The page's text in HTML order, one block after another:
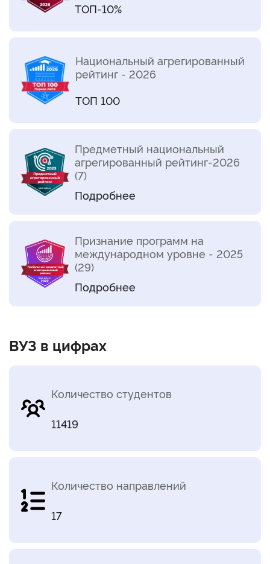
ТОП-10%
Национальный агрегированный
рейтинг - 2026
ТОП 100
Предметный национальный
агрегированный рейтинг-2026
(7)
Подробнее
Признание программ на
международном уровне - 2025
(29)
Подробнее
ВУЗ в цифрах
Количество студентов
11419
Количество направлений
17